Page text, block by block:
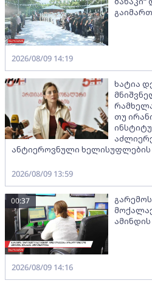
2026/08/09 14:19
ხატია
თუ
ანტიეროვნული
2026/08/09 13:59
00:37
2026/08/09 14:16